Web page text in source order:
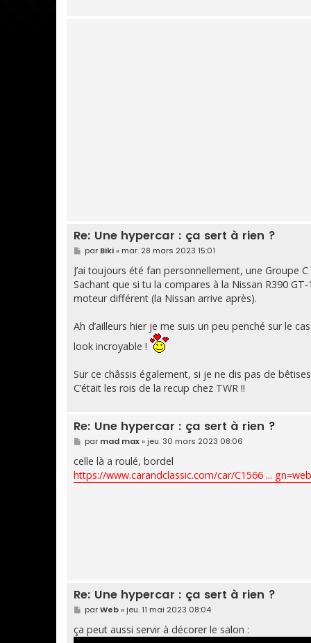
Re: Une hypercar : ça sert à rien ?
M
e
s
s
a
g
e
par Biki» mar. 28 mars 2023 15:01
J’ai toujours été fan personnellement, une Groupe
Sachant que si tu la compares à la Nissan R390
moteur différent (la Nissan arrive après).
Ah d’ailleurs hier je me suis un peu penché sur le
look incroyable !
Sur ce châssis également, si je ne dis pas de
C’était les rois de la recup chez TWR !!
Re: Une hypercar : ça sert à rien ?
M
e
s
s
a
g
par mad max» jeu. 30 mars 2023 08:06
celle là a roulé, bordel
https://www.carandclassic.com/car/C1566 ...
Re: Une hypercar : ça sert à rien ?
M
e
s
s
parWeb» jeu. 11 mai 2023 08:04
ça peut aussi servir à décorer le salon :